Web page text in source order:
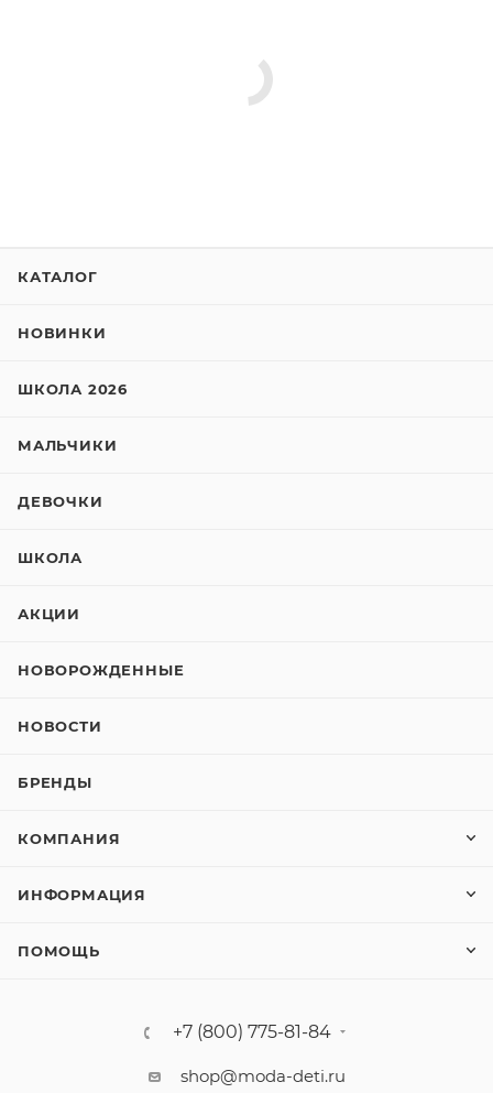
КАТАЛОГ
НОВИНКИ
ШКОЛА 2026
МАЛЬЧИКИ
ДЕВОЧКИ
ШКОЛА
АКЦИИ
НОВОРОЖДЕННЫЕ
НОВОСТИ
БРЕНДЫ
КОМПАНИЯ
ИНФОРМАЦИЯ
ПОМОЩЬ
+7 (800) 775-81-84
shop@moda-deti.ru